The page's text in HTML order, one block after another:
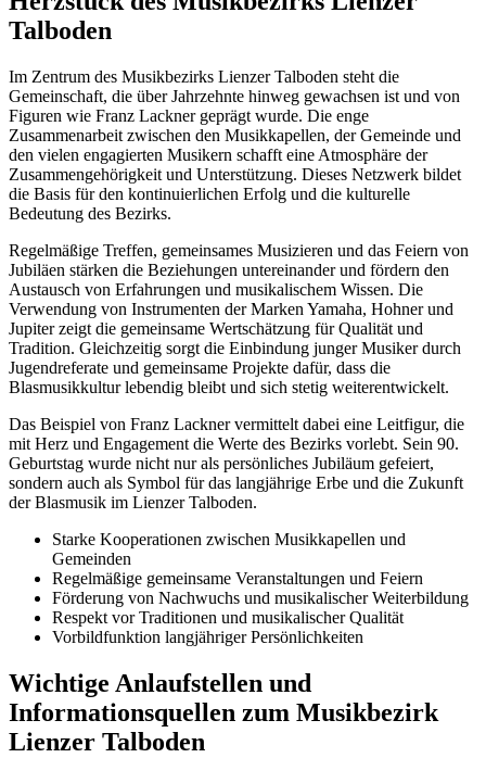
Talboden
Im Zentrum des Musikbezirks Lienzer Talboden steht die
Gemeinschaft, die über Jahrzehnte hinweg gewachsen ist und von
Figuren wie Franz Lackner geprägt wurde. Die enge
Zusammenarbeit zwischen den Musikkapellen, der Gemeinde und
den vielen engagierten Musikern schafft eine Atmosphäre der
Zusammengehörigkeit und Unterstützung. Dieses Netzwerk bildet
die Basis für den kontinuierlichen Erfolg und die kulturelle
Bedeutung des Bezirks.
Regelmäßige Treffen, gemeinsames Musizieren und das Feiern von
Jubiläen stärken die Beziehungen untereinander und fördern den
Austausch von Erfahrungen und musikalischem Wissen. Die
Verwendung von Instrumenten der Marken Yamaha, Hohner und
Jupiter zeigt die gemeinsame Wertschätzung für Qualität und
Tradition. Gleichzeitig sorgt die Einbindung junger Musiker durch
Jugendreferate und gemeinsame Projekte dafür, dass die
Blasmusikkultur lebendig bleibt und sich stetig weiterentwickelt.
Das Beispiel von Franz Lackner vermittelt dabei eine Leitfigur, die
mit Herz und Engagement die Werte des Bezirks vorlebt. Sein 90.
Geburtstag wurde nicht nur als persönliches Jubiläum gefeiert,
sondern auch als Symbol für das langjährige Erbe und die Zukunft
der Blasmusik im Lienzer Talboden.
Starke Kooperationen zwischen Musikkapellen und
Gemeinden
Regelmäßige gemeinsame Veranstaltungen und Feiern
Förderung von Nachwuchs und musikalischer Weiterbildung
Respekt vor Traditionen und musikalischer Qualität
Vorbildfunktion langjähriger Persönlichkeiten
Wichtige Anlaufstellen und
Informationsquellen zum Musikbezirk
Lienzer Talboden